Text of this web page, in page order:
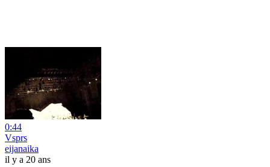
0:44
Vsprs
eijanaika
il y a 20 ans